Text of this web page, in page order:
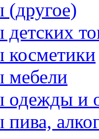
(другое)
косметики
мебели
одежды и